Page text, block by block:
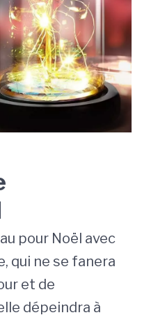
pour Noël avec
qui ne se fanera
et de
dépeindra à